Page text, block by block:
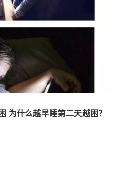
为什么越早睡第二天越困？